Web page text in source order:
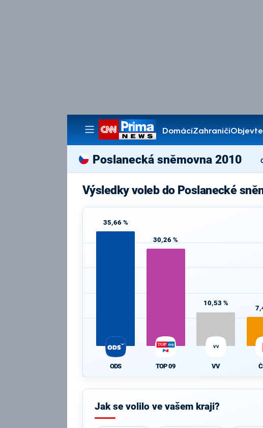
DomácíZahraničí
Pořady
Poslanecká sněmovna 2010
Výsledky voleb do Poslanecké
35,66 %
ODS
30,26 %
TOP 09
10,53 %
VV
VV
Jak se volilo ve vašem kraji?